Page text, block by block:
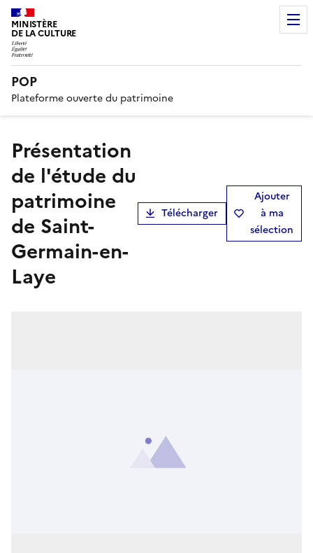
MINISTÈRE
DE LA CULTURE
POP
Plateforme ouverte du patrimoine
présentation
de l'étude du
patrimoine
de Saint-
Germain-en-
Laye
Télécharger
Ajouter
à ma
sélection